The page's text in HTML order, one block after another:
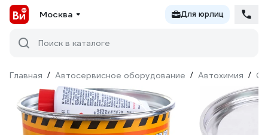
Москва Для юрлиц
Поиск в каталоге
Главная / Автосервисное оборудование / Автохимия /